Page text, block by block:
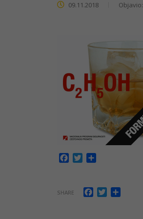
09.11.2018 Objavio:
Facebook
Twitter
SHARE Facebook
Twitter